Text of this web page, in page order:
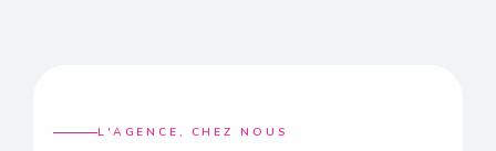
L'AGENCE, CHEZ NOUS